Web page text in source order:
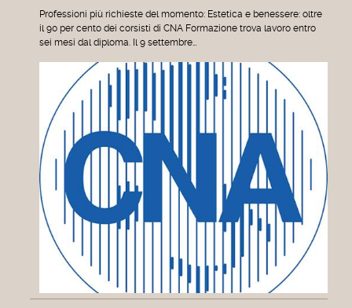
Professioni più richieste del momento: Estetica e benessere: oltre
il 90 per cento dei corsisti di CNA Formazione trova lavoro entro
sei mesi dal diploma. Il 9 settembre…